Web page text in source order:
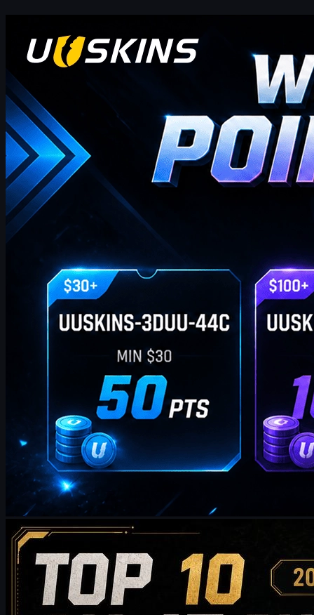
안녕하세요, CS2 트레이더 여러분! 주간 보너스 블로
그에 오신 것을 환영합니다!
이곳에서 이번 주 최신이고 가장 포괄적인 UUSKINS 기프트 포
인트 코드를 찾을 수 있습니다. 저희는 이 페이지를 매주 업데이
트하여 추가 기프트 포인트를 제공합니다. 주문이 해당 금액을
충족하는 한 아래 코드를 사용하여 포인트를 받고 스토어에서
좋아하는 CS2 스킨으로 교환할 수 있습니다!
4월 20, 2026
제작:William Miller
카운터 스트라이크 25월 20, 2026
2026년에 구매할 가치가 있는 상위 10개 AK-47 스킨:
저예산 선택부터 컬렉터급 추천까지
2026년에 구매할 가치가 있는 상위 10개의 AK-47 스킨을 만나